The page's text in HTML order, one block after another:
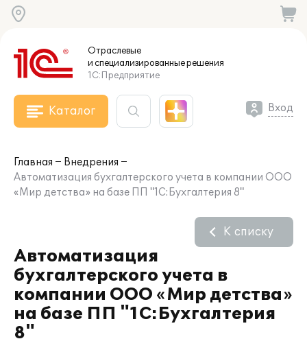
Отраслевые
и специализированныерешения
1С:Предприятие
Каталог Вход
Главная
Внедрения
Автоматизация бухгалтерского учета в компании ООО
«Мир детства» на базе ПП "1С:Бухгалтерия 8"
Автоматизация
бухгалтерского учета в
компании ООО «Мир детства»
на базе ПП "1С:Бухгалтерия
8"
К списку